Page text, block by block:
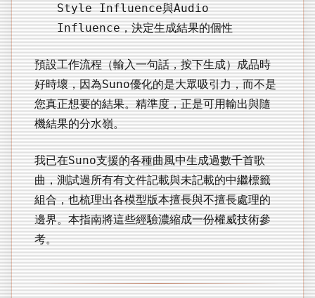
Style Influence與Audio
Influence，決定生成結果的個性
預設工作流程（輸入一句話，按下生成）成品時
好時壞，因為Suno優化的是大眾吸引力，而不是
您真正想要的結果。精準度，正是可用輸出與隨
機結果的分水嶺。
我已在Suno支援的各種曲風中生成過數千首歌
曲，測試過所有有文件記載與未記載的中繼標籤
組合，也梳理出各模型版本擅長與不擅長處理的
邊界。本指南將這些經驗濃縮成一份權威技術參
考。